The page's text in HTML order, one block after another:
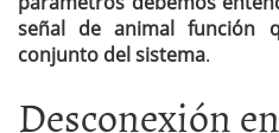
señal de animal función
conjunto del sistema.
Desconexión